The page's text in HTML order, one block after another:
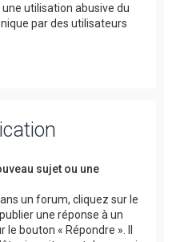
utilisation abusive du
par des utilisateurs
sujet ou une
un forum, cliquez sur le
une réponse à un
bouton « Répondre ». Il